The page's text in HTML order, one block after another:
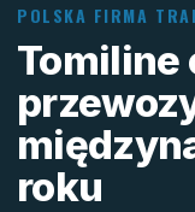
POLSKA FIRMA
Tomiline
roku